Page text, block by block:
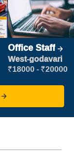
Office Staff
West-godavari
₹18000 - ₹20000